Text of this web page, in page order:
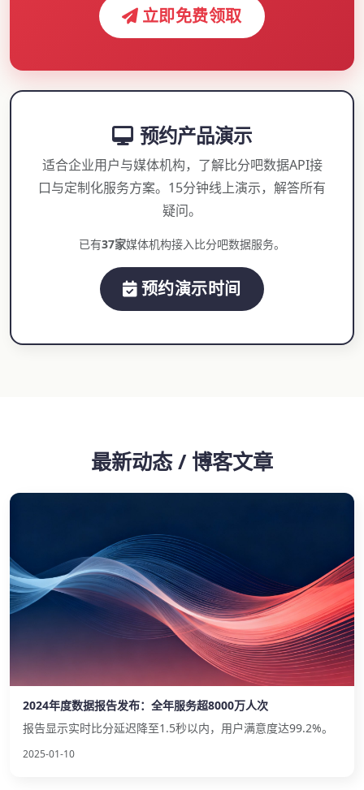
立即免费领取
预约产品演示
适合企业用户与媒体机构，了解比分吧数据API接
口与定制化服务方案。15分钟线上演示，解答所有
疑问。
已有37家媒体机构接入比分吧数据服务。
预约演示时间
最新动态 / 博客文章
2024年度数据报告发布：全年服务超8000万人次
报告显示实时比分延迟降至1.5秒以内，用户满意度达99.2%。
2025-01-10